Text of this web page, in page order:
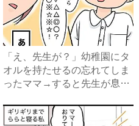
「え、先生が？」幼稚園にタ
オルを持たせるの忘れてしま
ったママ→すると先生が息子